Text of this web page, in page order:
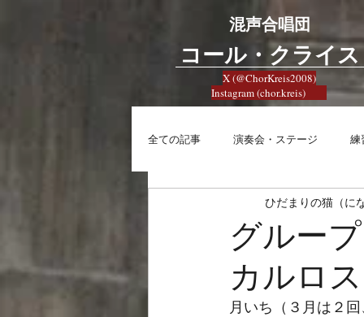
混声合唱団
​コール・クライス
X (@ChorKreis2008)
Instagram (chor.kreis)
全ての記事 演奏会・ステージ 練
合唱への想い
グルー
カルロス
ひだまりの猫（に
月いち（３月は２